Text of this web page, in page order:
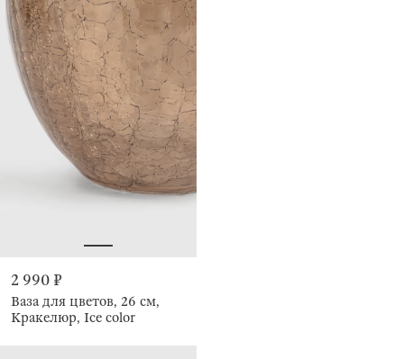
2 990 ₽
Ваза для цветов, 26 см,
Кракелюр, Ice color